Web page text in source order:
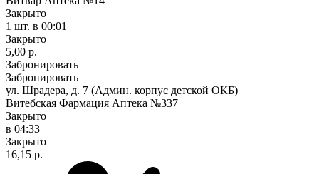
Закрыто
1 шт. в 00:01
Закрыто
5,00 р.
Забронировать
Забронировать
ул. Шрадера, д. 7 (Админ. корпус детской ОКБ)
Витебская Фармация Аптека №337
Закрыто
в 04:33
Закрыто
16,15 р.